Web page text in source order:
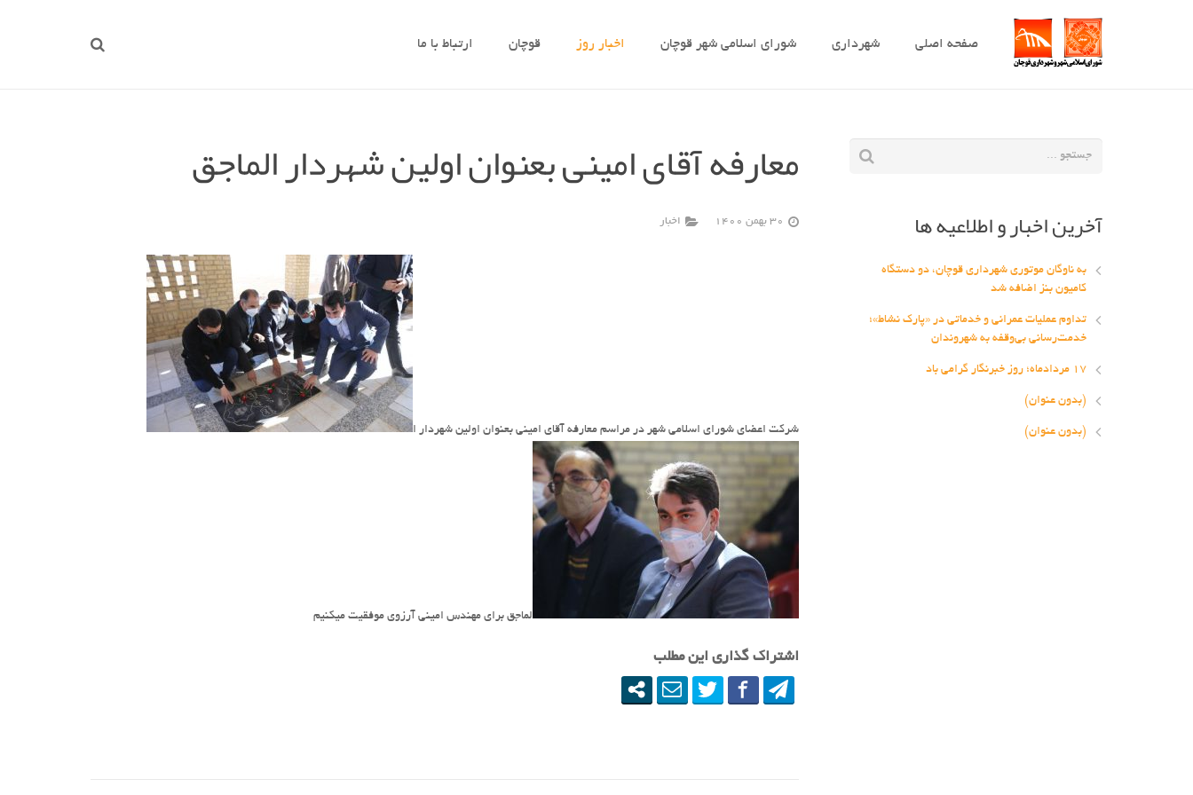
صفحه اصلی شهرداری شورای اسلامی شهر قوچان اخبار روز قوچان ارتباط با ما
معارفه آقای امینی بعنوان اولین شهردار الماجق
30 بهمن 1400 اخبار
شرکت اعضای شورای اسلامی شهر در مراسم معارفه آقای امینی بعنوان اولین شهردار ا
لماجق برای مهندس امینی آرزوی موفقیت میکنیم
اشتراک گذاری این مطلب
آخرین اخبار و اطلاعیه ها
به ناوگان موتوری شهرداری قوچان، دو دستگاه
کامیون بنز اضافه شد
تداوم عملیات عمرانی و خدماتی در «پارک نشاط»؛
خدمت‌رسانی بی‌وقفه به شهروندان
۱۷ مردادماه؛ روز خبرنگار گرامی باد
(بدون عنوان)
(بدون عنوان)